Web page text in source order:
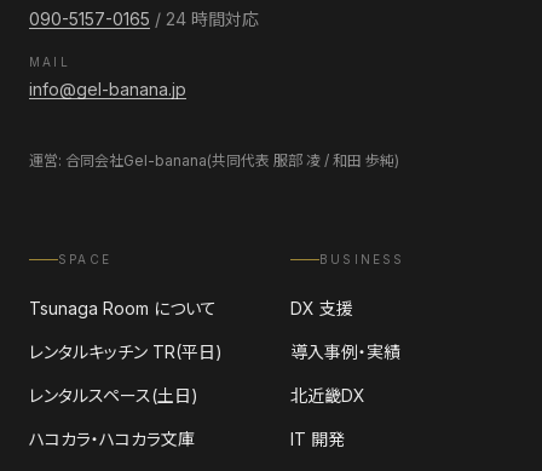
090-5157-0165 / 24 時間対応
MAIL
info@gel-banana.jp
運営: 合同会社Gel-banana(共同代表 服部 凌 / 和田 歩純)
SPACE
Tsunaga Room について
レンタルキッチン TR(平日)
レンタルスペース(土日)
ハコカラ・ハコカラ文庫
BUSINESS
DX 支援
導入事例・実績
北近畿DX
IT 開発